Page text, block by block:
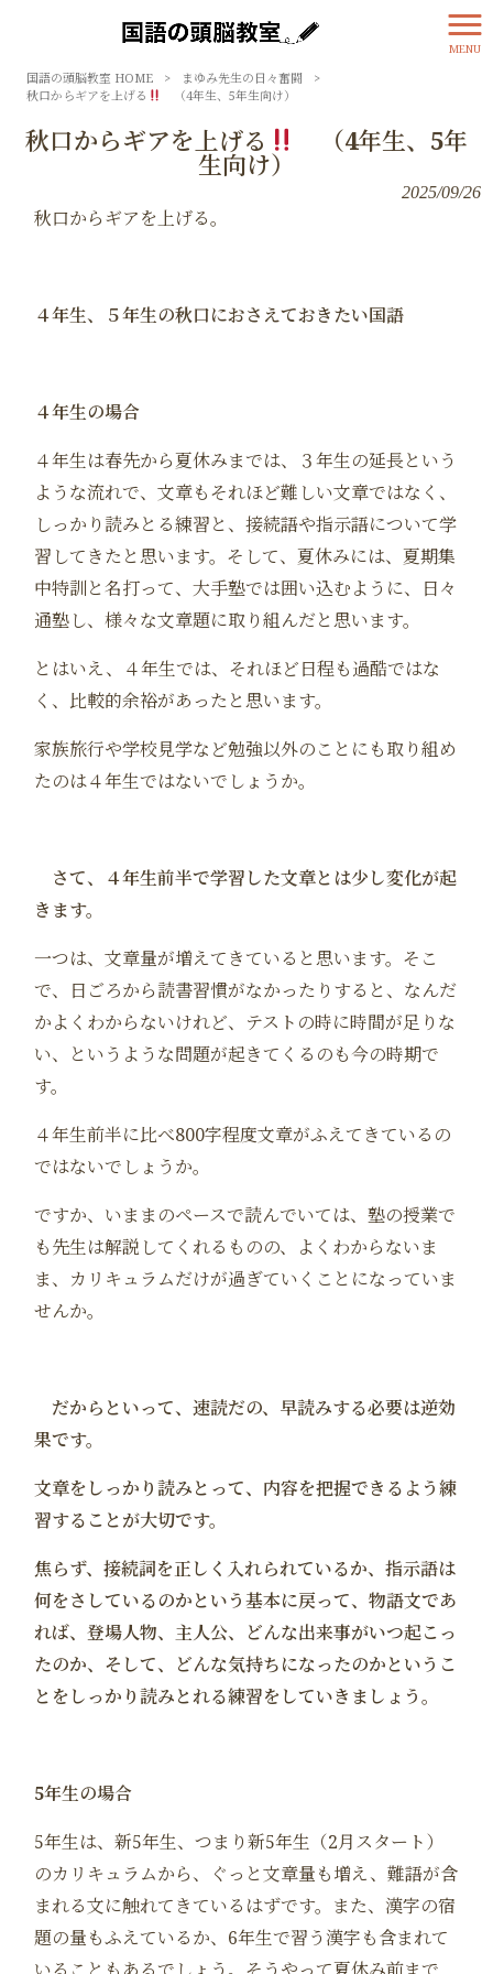
MENU
国語の頭脳教室 HOME > まゆみ先生の日々奮闘
>
秋口からギアを上げる
（4年生、5年生向け）
秋口からギアを上げる （4年生、5年
生向け）
2025/09/26
秋口からギアを上げる。
４年生、５年生の秋口におさえておきたい国語
４年生の場合
４年生は春先から夏休みまでは、３年生の延長という
ような流れで、文章もそれほど難しい文章ではなく、
しっかり読みとる練習と、接続語や指示語について学
習してきたと思います。そして、夏休みには、夏期集
中特訓と名打って、大手塾では囲い込むように、日々
通塾し、様々な文章題に取り組んだと思います。
とはいえ、４年生では、それほど日程も過酷ではな
く、比較的余裕があったと思います。
家族旅行や学校見学など勉強以外のことにも取り組め
たのは４年生ではないでしょうか。
さて、４年生前半で学習した文章とは少し変化が起
きます。
一つは、文章量が増えてきていると思います。そこ
で、日ごろから読書習慣がなかったりすると、なんだ
かよくわからないけれど、テストの時に時間が足りな
い、というような問題が起きてくるのも今の時期で
す。
４年生前半に比べ800字程度文章がふえてきているの
ではないでしょうか。
ですか、いままのペースで読んでいては、塾の授業で
も先生は解説してくれるものの、よくわからないま
ま、カリキュラムだけが過ぎていくことになっていま
せんか。
だからといって、速読だの、早読みする必要は逆効
果です。
文章をしっかり読みとって、内容を把握できるよう練
習することが大切です。
焦らず、接続詞を正しく入れられているか、指示語は
何をさしているのかという基本に戻って、物語文であ
れば、登場人物、主人公、どんな出来事がいつ起こっ
たのか、そして、どんな気持ちになったのかというこ
とをしっかり読みとれる練習をしていきましょう。
5年生の場合
5年生は、新5年生、つまり新5年生（2月スタート）
のカリキュラムから、ぐっと文章量も増え、難語が含
まれる文に触れてきているはずです。また、漢字の宿
題の量もふえているか、6年生で習う漢字も含まれて